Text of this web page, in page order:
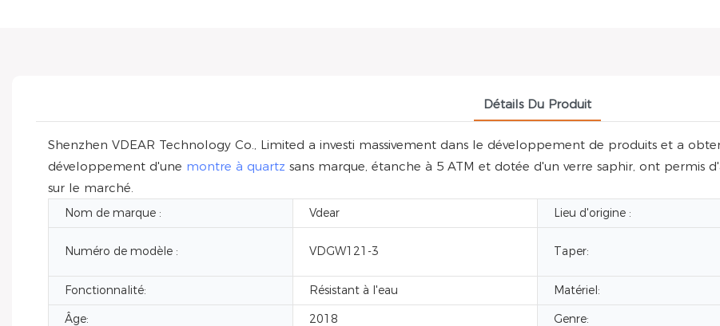
Détails Du Produit
Shenzhen VDEAR Technology Co., Limited a investi massivement dans le développement de produits et a
développement d'une montre à quartz sans marque, étanche à 5 ATM et dotée d'un verre saphir, ont permis
sur le marché.
Nom de marque : Vdear Lieu d'origine :
Numéro de modèle : VDGW121-3 Taper:
Fonctionnalité:
Résistant à l'eau Matériel:
Âge:
2018 Genre: